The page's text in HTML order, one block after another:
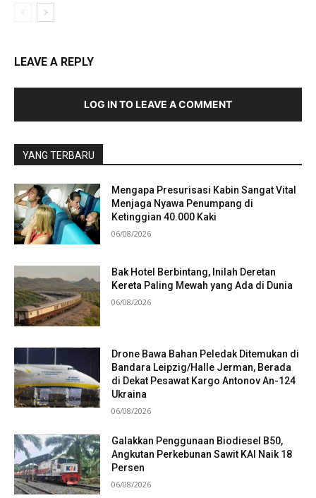
LEAVE A REPLY
LOG IN TO LEAVE A COMMENT
YANG TERBARU
Mengapa Presurisasi Kabin Sangat Vital
Menjaga Nyawa Penumpang di
Ketinggian 40.000 Kaki
06/08/2026
Bak Hotel Berbintang, Inilah Deretan
Kereta Paling Mewah yang Ada di Dunia
06/08/2026
Drone Bawa Bahan Peledak Ditemukan di
Bandara Leipzig/Halle Jerman, Berada
di Dekat Pesawat Kargo Antonov An-124
Ukraina
06/08/2026
Galakkan Penggunaan Biodiesel B50,
Angkutan Perkebunan Sawit KAI Naik 18
Persen
06/08/2026